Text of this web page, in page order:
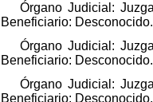
Órgano Judicial:
Beneficiario:
Órgano Judicial:
Beneficiario:
Órgano Judicial:
Beneficiario: